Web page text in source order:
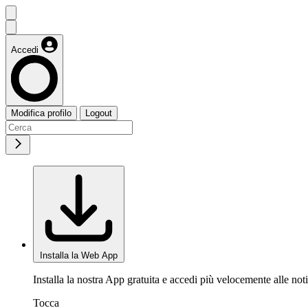
Accedi
Modifica profilo Logout
Installa la Web App
Installa la nostra App gratuita e accedi più velocemente alle
Tocca